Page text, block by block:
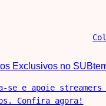
Exclusivos no
se e apoie streamers
Confira agora!